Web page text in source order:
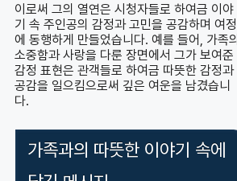
이로써 그의 열연은 시청자들로 하여금 이야
기 속 주인공의 감정과 고민을 공감하며 여정
에 동행하게 만들었습니다. 예를 들어, 가족의
소중함과 사랑을 다룬 장면에서 그가 보여준
감정 표현은 관객들로 하여금 따뜻한 감정과
공감을 일으킴으로써 깊은 여운을 남겼습니
다.
가족과의 따뜻한 이야기 속에